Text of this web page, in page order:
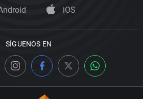
iOS
SÍGUENOS EN